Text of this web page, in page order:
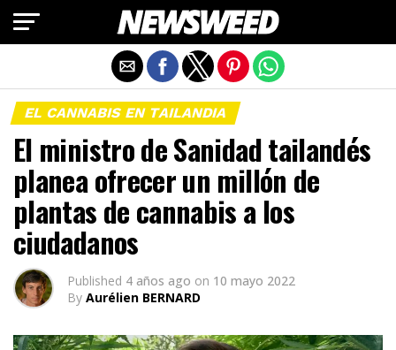
EL CANNABIS EN TAILANDIA
El ministro de Sanidad tailandés
planea ofrecer un millón de
plantas de cannabis a los
ciudadanos
Published 4 años ago on 10 mayo 2022
By Aurélien BERNARD
Salir de la versión móvil